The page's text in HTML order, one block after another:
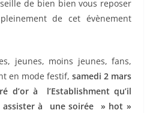
de bien bien vous reposer
de cet évènement
jeunes, moins jeunes, fans,
en mode festif, samedi 2 mars
d’or à l’Establishment qu’il
assister à une soirée » hot »